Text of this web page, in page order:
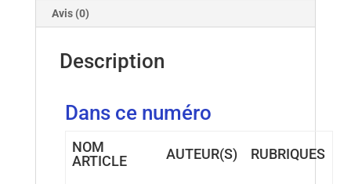
Avis (0)
Description
Dans ce numéro
NOM
ARTICLE
AUTEUR(S) RUBRIQUES